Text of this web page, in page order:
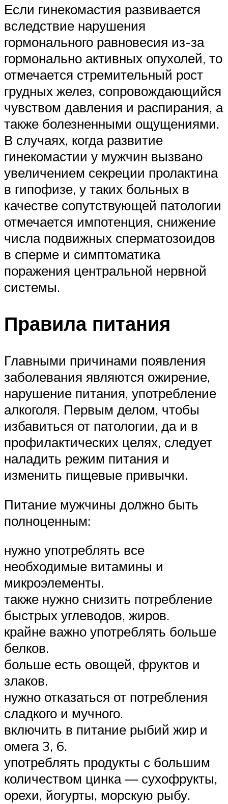
Если гинекомастия развивается
вследствие нарушения
гормонального равновесия из-за
гормонально активных опухолей, то
отмечается стремительный рост
грудных желез, сопровождающийся
чувством давления и распирания, а
также болезненными ощущениями.
В случаях, когда развитие
гинекомастии у мужчин вызвано
увеличением секреции пролактина
в гипофизе, у таких больных в
качестве сопутствующей патологии
отмечается импотенция, снижение
числа подвижных сперматозоидов
в сперме и симптоматика
поражения центральной нервной
системы.
Правила питания
Главными причинами появления
заболевания являются ожирение,
нарушение питания, употребление
алкоголя. Первым делом, чтобы
избавиться от патологии, да и в
профилактических целях, следует
наладить режим питания и
изменить пищевые привычки.
Питание мужчины должно быть
полноценным:
нужно употреблять все
необходимые витамины и
микроэлементы.
также нужно снизить потребление
быстрых углеводов, жиров.
крайне важно употреблять больше
белков.
больше есть овощей, фруктов и
злаков.
нужно отказаться от потребления
сладкого и мучного.
включить в питание рыбий жир и
омега 3, 6.
употреблять продукты с большим
количеством цинка — сухофрукты,
орехи, йогурты, морскую рыбу.